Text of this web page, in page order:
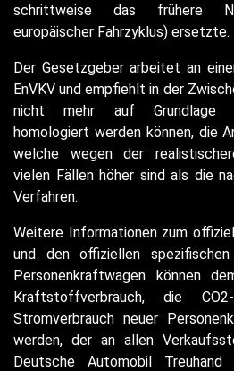
schrittweise das frühere
europäischer Fahrzyklus) ersetzte.
Der Gesetzgeber arbeitet an
EnVKV und empfiehlt in der
nicht mehr auf Grundlage
homologiert werden können, die
welche wegen der
vielen Fällen höher sind als die
Verfahren.
Weitere Informationen zum
und den offiziellen spezifischen
Personenkraftwagen können
Kraftstoffverbrauch, die
Stromverbrauch neuer
werden, der an allen
Deutsche Automobil Treuhand